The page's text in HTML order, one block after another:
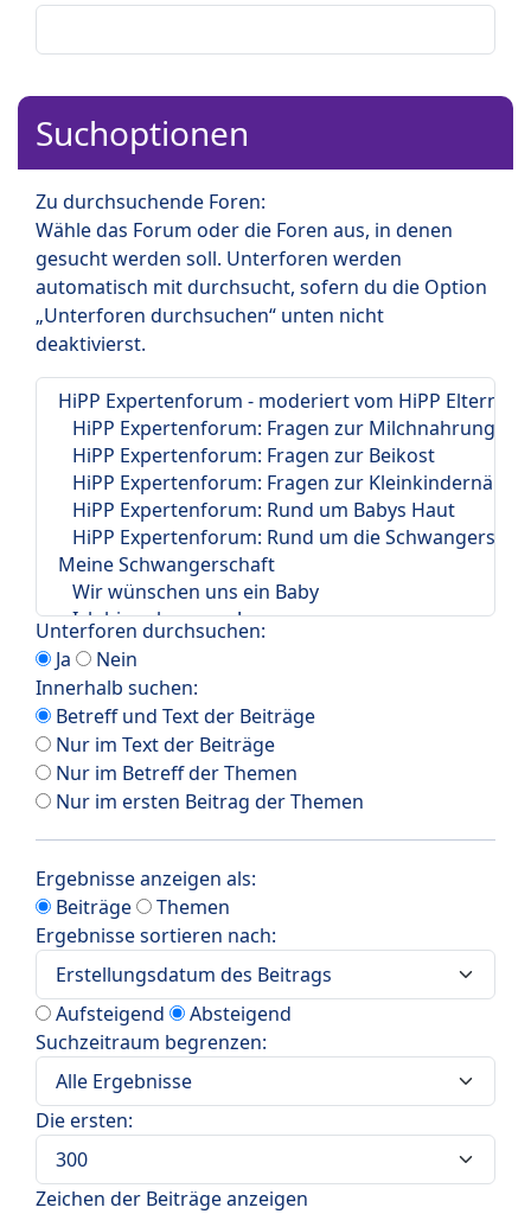
Suchoptionen
Zu durchsuchende Foren:
Wähle das Forum oder die Foren aus, in denen
gesucht werden soll. Unterforen werden
automatisch mit durchsucht, sofern du die Option
„Unterforen durchsuchen“ unten nicht
deaktivierst.
Unterforen durchsuchen:
Ja
Nein
Innerhalb suchen:
Betreff und Text der Beiträge
Nur im Text der Beiträge
Nur im Betreff der Themen
Nur im ersten Beitrag der Themen
Ergebnisse anzeigen als:
Beiträge
Themen
Ergebnisse sortieren nach:
Aufsteigend
Absteigend
Suchzeitraum begrenzen:
Die ersten:
Zeichen der Beiträge anzeigen